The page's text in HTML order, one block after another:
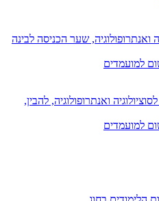
ואנתרופולוגיה, שער הכניסה לבינה
למועמדים
ואנתרופולוגיה, להבין,
למועמדים